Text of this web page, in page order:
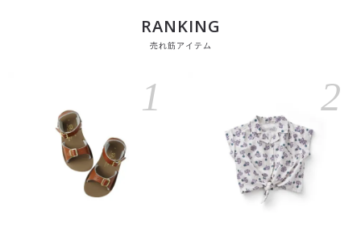
RANKING
売れ筋アイテム
1 2